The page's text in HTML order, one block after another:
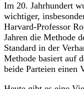
Im 20. Jahrhundert
wichtiger,
Harvard-Professor
Jahren die Methode
Standard in der
Methode basiert auf
beide Parteien einen